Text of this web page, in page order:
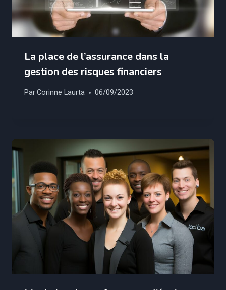
La place de l’assurance dans la
gestion des risques financiers
ParCorinne Laurta 06/09/2023